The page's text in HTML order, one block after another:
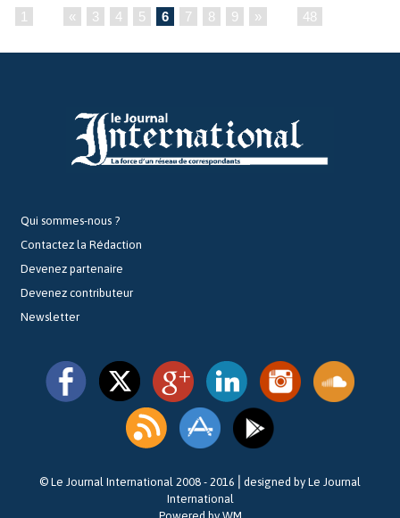
1 « 3 4 5 6 7 8 9 » 48
Qui sommes-nous ?
Contactez la Rédaction
Devenez partenaire
Devenez contributeur
Newsletter
© Le Journal International 2008 - 2016⎪designed by Le Journal
International